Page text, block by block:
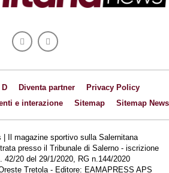
D Diventa partner
Privacy Policy
e interazione
Sitemap Sitemap News
| Il magazine sportivo sulla Salernitana
presso il Tribunale di Salerno - iscrizione
42/20 del 29/1/2020, RG n.144/2020
Tretola - Editore: EAMAPRESS APS